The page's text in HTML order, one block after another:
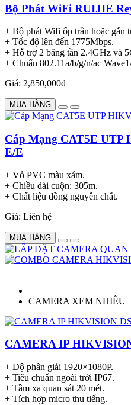
Bộ Phát WiFi RUIJIE
+ Bộ phát Wifi ốp trần hoặc gắn
+ Tốc độ lên đến 1775Mbps.
+ Hỗ trợ 2 băng tần 2.4GHz và
+ Chuẩn 802.11a/b/g/n/ac
Giá: 2,850,000đ
MUA HÀNG
Cáp Mạng CAT5E UTP
E/E
+ Vỏ PVC màu xám.
+ Chiều dài cuộn: 305m.
+ Chất liệu đồng nguyên chất.
Giá: Liên hệ
MUA HÀNG
CAMERA XEM NHIỀU
CAMERA IP
+ Độ phân giải 1920×1080P.
+ Tiêu chuẩn ngoài trời IP67.
+ Tầm xa quan sát 20 mét.
+ Tích hợp micro thu tiếng.